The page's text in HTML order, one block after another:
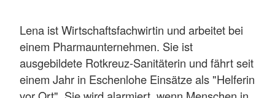
Lena ist Wirtschaftsfachwirtin und arbeitet bei
einem Pharmaunternehmen. Sie ist
ausgebildete Rotkreuz-Sanitäterin und fährt seit
einem Jahr in Eschenlohe Einsätze als "Helferin